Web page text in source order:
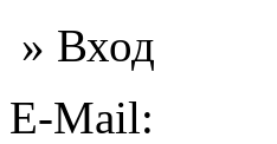
» Вход
E-Mail: